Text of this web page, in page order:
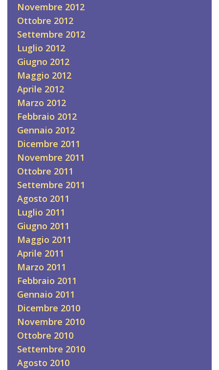
Novembre 2012
Ottobre 2012
Settembre 2012
Luglio 2012
Giugno 2012
Maggio 2012
Aprile 2012
Marzo 2012
Febbraio 2012
Gennaio 2012
Dicembre 2011
Novembre 2011
Ottobre 2011
Settembre 2011
Agosto 2011
Luglio 2011
Giugno 2011
Maggio 2011
Aprile 2011
Marzo 2011
Febbraio 2011
Gennaio 2011
Dicembre 2010
Novembre 2010
Ottobre 2010
Settembre 2010
Agosto 2010